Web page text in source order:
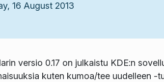
16 August 2013
versio 0.17 on julkaistu KDE:n
kuten kumoa/tee uudelleen -